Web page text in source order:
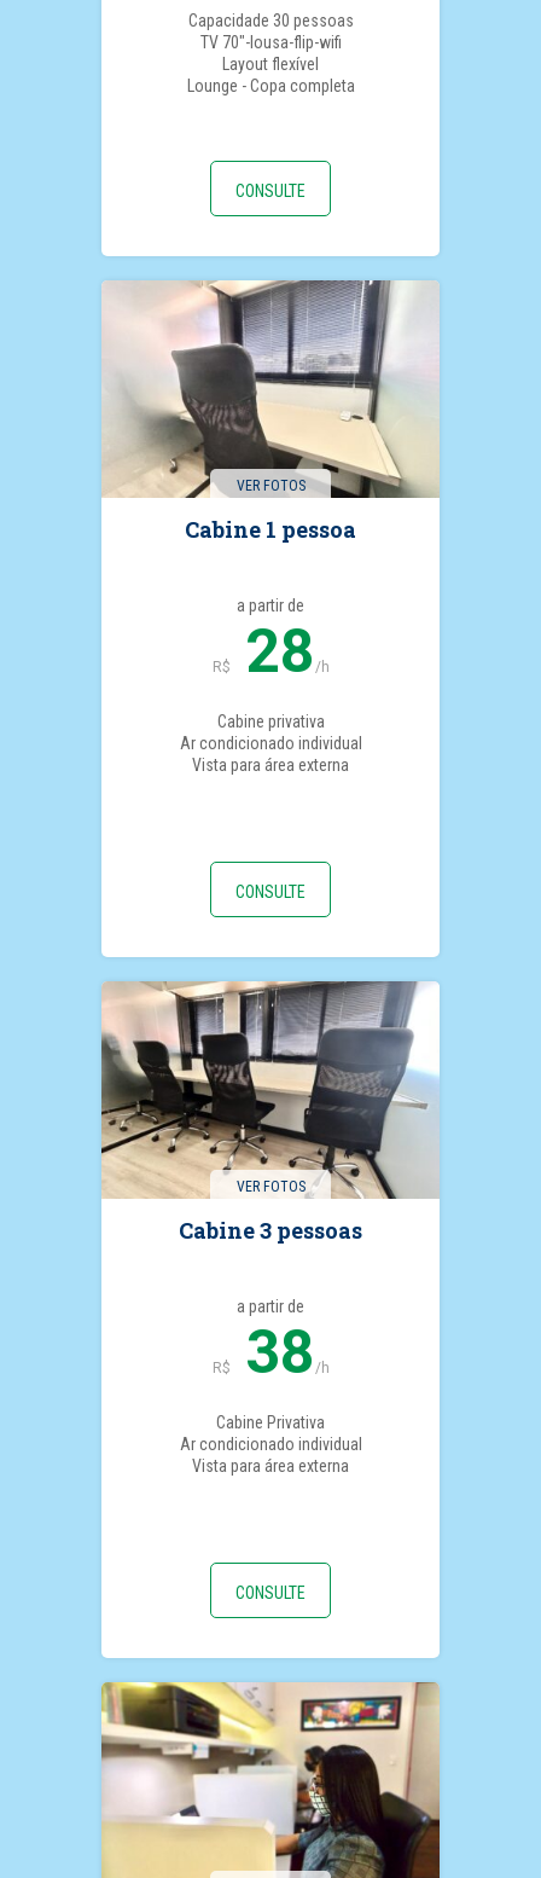
Capacidade 30 pessoas
TV 70"-lousa-flip-wifi
Layout flexível
Lounge - Copa completa
CONSULTE
VER FOTOS
Cabine 1 pessoa
a partir de
R$ 28 /h
Cabine privativa
Ar condicionado individual
Vista para área externa
CONSULTE
VER FOTOS
Cabine 3 pessoas
a partir de
R$ 38 /h
Cabine Privativa
Ar condicionado individual
Vista para área externa
CONSULTE